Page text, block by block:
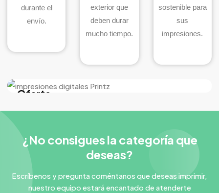
durante el
envío.
exterior que
deben durar
mucho tiempo.
sostenible para
sus
impresiones.
Oferta
¿No consigues la categoría que
deseas?
Escríbenos y pregunta coméntanos que deseas imprimir,
nuestro equipo estará encantado de atenderte